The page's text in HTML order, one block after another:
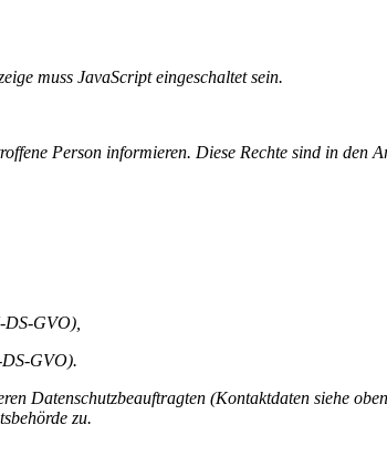
muss JavaScript eingeschaltet sein.
Person informieren. Diese Rechte sind in
GVO),
GVO).
Datenschutzbeauftragten (Kontaktdaten siehe
zu.